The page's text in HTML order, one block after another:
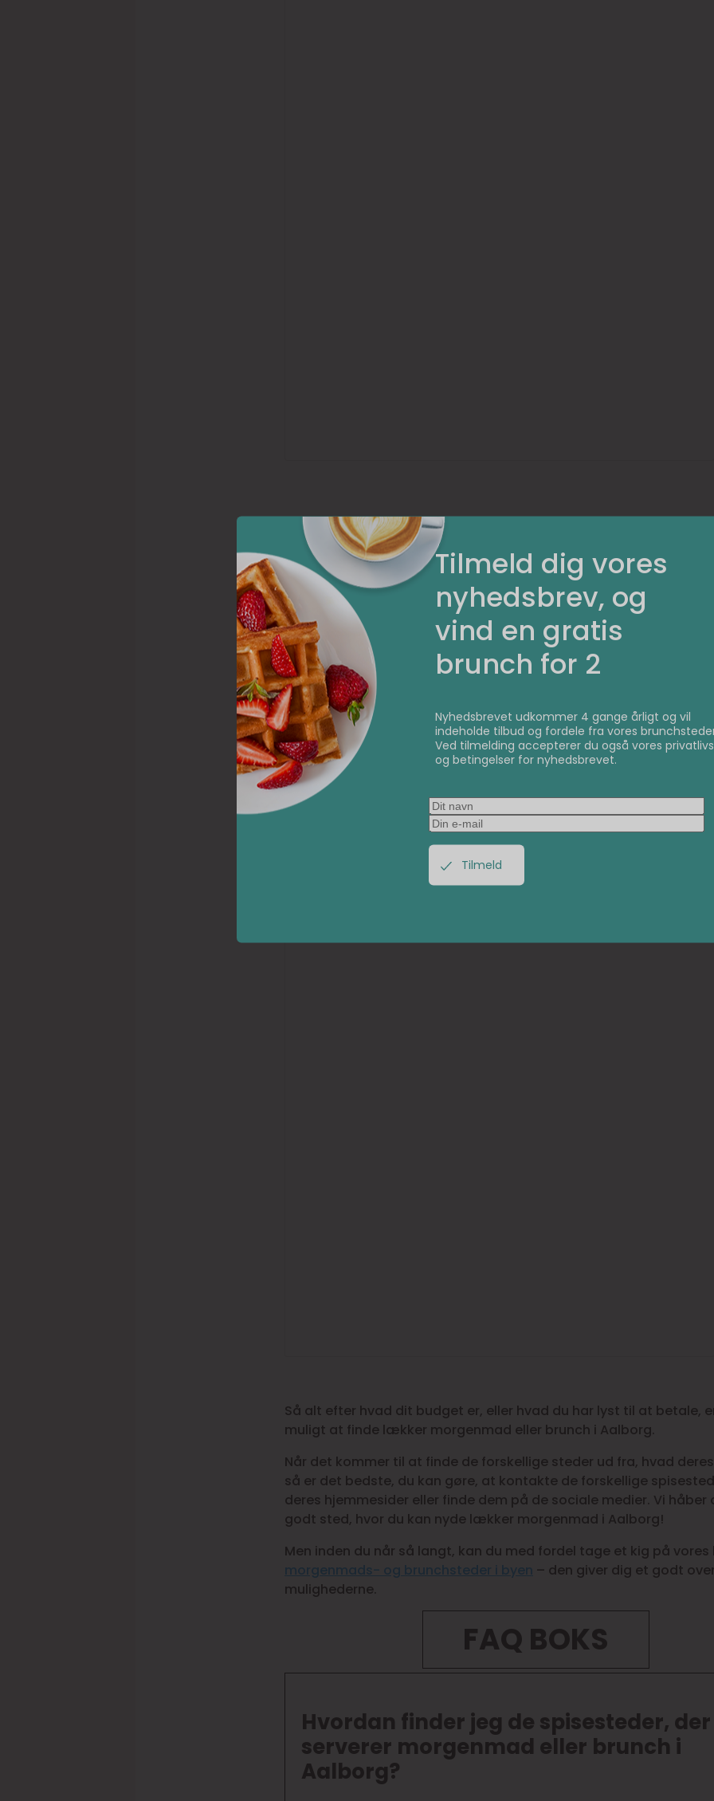
Tilmeld dig vores
nyhedsbrev, og
vind en gratis
brunch for 2
Nyhedsbrevet udkommer 4 gange årligt og vil
indeholde tilbud og fordele fra vores
Ved tilmelding accepterer du også vores
og betingelser for nyhedsbrevet.
Lækker morgenmad Aalborg
hvad koster det?
En lækker gang morgenmad i Aalborg koster ikke alverden. Og så
Der er som i de fleste andre store byer forskel på priserne på de
spisesteder.
Det er både muligt at finde et billigt morgenmåltid, ligesom det er
finde morgenmad, der for nogle ligger i den dyre ende af skalaen.
Så alt efter hvad dit budget er, eller hvad du har lyst til at betale,
muligt at finde lækker morgenmad eller brunch i Aalborg.
Når det kommer til at finde de forskellige steder ud fra, hvad
så er det bedste, du kan gøre, at kontakte de forskellige
deres hjemmesider eller finde dem på de sociale medier. Vi håber
godt sted, hvor du kan nyde lækker morgenmad i Aalborg!
Men inden du når så langt, kan du med fordel tage et kig på vores
morgenmads- og brunchsteder i byen – den giver dig et godt
mulighederne.
FAQ BOKS
Hvordan finder jeg de spisesteder, der
serverer morgenmad eller brunch i
Aalborg?